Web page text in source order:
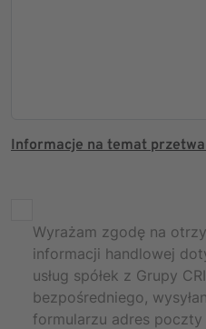
Informacje na temat
Wyrażam zgodę na
informacji handlowej
usług spółek z Grupy
bezpośredniego,
formularzu adres poczty